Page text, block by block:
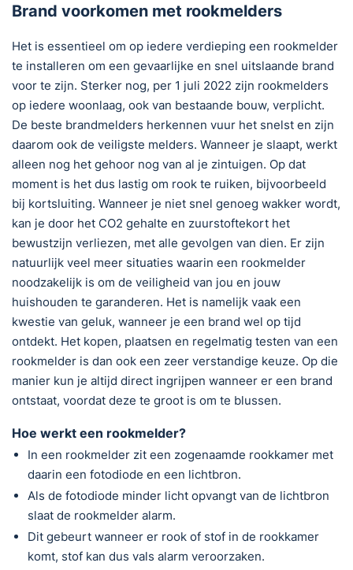
Brand voorkomen met rookmelders
Het is essentieel om op iedere verdieping een rookmelder
te installeren om een gevaarlijke en snel uitslaande brand
voor te zijn. Sterker nog, per 1 juli 2022 zijn rookmelders
op iedere woonlaag, ook van bestaande bouw, verplicht.
De beste brandmelders herkennen vuur het snelst en zijn
daarom ook de veiligste melders. Wanneer je slaapt, werkt
alleen nog het gehoor nog van al je zintuigen. Op dat
moment is het dus lastig om rook te ruiken, bijvoorbeeld
bij kortsluiting. Wanneer je niet snel genoeg wakker wordt,
kan je door het CO2 gehalte en zuurstoftekort het
bewustzijn verliezen, met alle gevolgen van dien. Er zijn
natuurlijk veel meer situaties waarin een rookmelder
noodzakelijk is om de veiligheid van jou en jouw
huishouden te garanderen. Het is namelijk vaak een
kwestie van geluk, wanneer je een brand wel op tijd
ontdekt. Het kopen, plaatsen en regelmatig testen van een
rookmelder is dan ook een zeer verstandige keuze. Op die
manier kun je altijd direct ingrijpen wanneer er een brand
ontstaat, voordat deze te groot is om te blussen.
Hoe werkt een rookmelder?
In een rookmelder zit een zogenaamde rookkamer met
daarin een fotodiode en een lichtbron.
Als de fotodiode minder licht opvangt van de lichtbron
slaat de rookmelder alarm.
Dit gebeurt wanneer er rook of stof in de rookkamer
komt, stof kan dus vals alarm veroorzaken.